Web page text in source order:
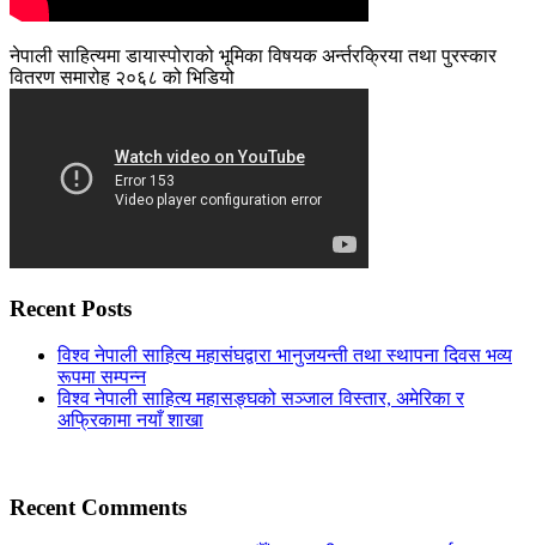
नेपाली साहित्यमा डायास्पोराको भूमिका विषयक अर्न्तरक्रिया तथा पुरस्कार
वितरण समारोह २०६८ को भिडियो
Recent Posts
विश्व नेपाली साहित्य महासंघद्वारा भानुजयन्ती तथा स्थापना दिवस भव्य
रूपमा सम्पन्न
विश्व नेपाली साहित्य महासङ्घको सञ्जाल विस्तार, अमेरिका र
अफ्रिकामा नयाँ शाखा
Recent Comments